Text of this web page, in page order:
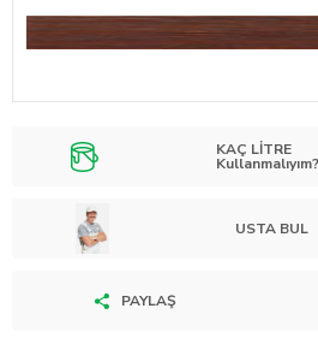
KAÇ LİTRE
Kullanmalıyım?
USTA BUL
PAYLAŞ